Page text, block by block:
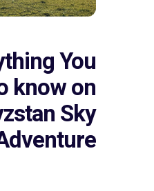
You
know on
Sky